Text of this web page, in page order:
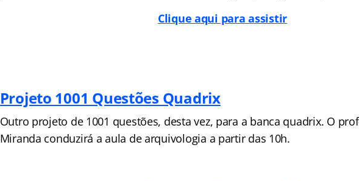
Clique aqui para assistir
Projeto 1001 Questões Quadrix
Outro projeto de 1001 questões, desta vez, para a banca quadrix. O
Miranda conduzirá a aula de arquivologia a partir das 10h.